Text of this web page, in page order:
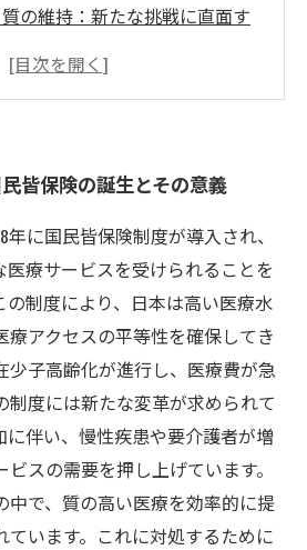
の維持：新たな挑戦に直面す
変化がもたらす新たな可能性
皆保険の誕生とその意義
年に国民皆保険制度が導入され、
医療サービスを受けられることを
の制度により、日本は高い医療水
療アクセスの平等性を確保してき
少子高齢化が進行し、医療費が急
制度には新たな変革が求められて
に伴い、慢性疾患や要介護者が増
スの需要を押し上げています。
中で、質の高い医療を効率的に提
ています。これに対処するために